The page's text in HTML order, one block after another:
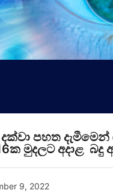
පහත
මුදලට අදාළ බදු
9, 2022